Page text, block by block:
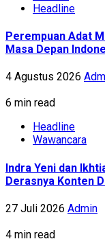
Headline
Perempuan Adat
Masa Depan
4 Agustus 2026
6 min read
Headline
Wawancara
Indra Yeni dan
Derasnya Konten
27 Juli 2026 Admin
4 min read